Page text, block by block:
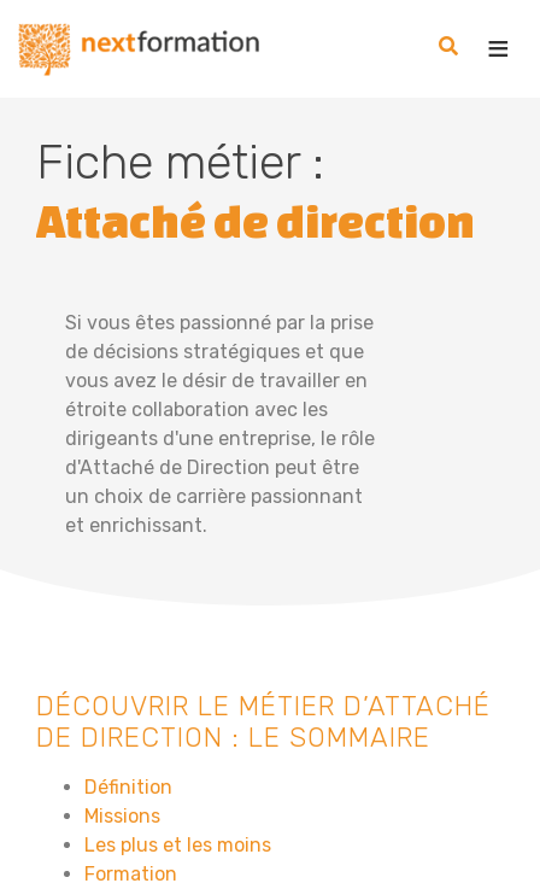
Nextformation
Fiche métier :
Attaché de direction
Si vous êtes passionné par la prise
de décisions stratégiques et que
vous avez le désir de travailler en
étroite collaboration avec les
dirigeants d'une entreprise, le rôle
d'Attaché de Direction peut être
un choix de carrière passionnant
et enrichissant.
DÉCOUVRIR LE MÉTIER D’ATTACHÉ
DE DIRECTION : LE SOMMAIRE
Définition
Missions
Les plus et les moins
Formation